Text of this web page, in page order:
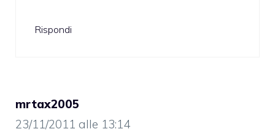
Rispondi
mrtax2005
23/11/2011 alle 13:14